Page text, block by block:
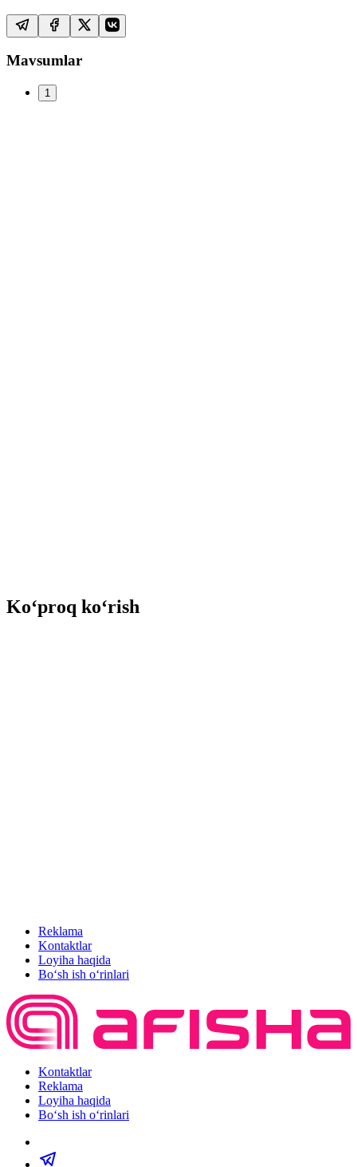
Mavsumlar
1
Ko‘proq ko‘rish
Reklama
Kontaktlar
Loyiha haqida
Bo‘sh ish o‘rinlari
Kontaktlar
Reklama
Loyiha haqida
Bo‘sh ish o‘rinlari